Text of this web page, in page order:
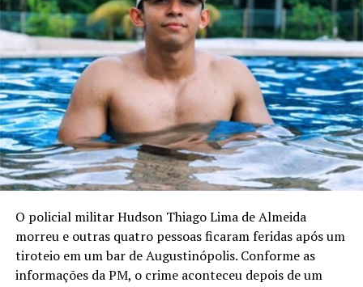
O policial militar Hudson Thiago Lima de Almeida
morreu e outras quatro pessoas ficaram feridas após um
tiroteio em um bar de Augustinópolis. Conforme as
informações da PM, o crime aconteceu depois de um